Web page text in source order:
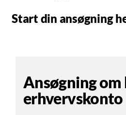
Start din ansøgning
Ansøgning om
erhvervskonto